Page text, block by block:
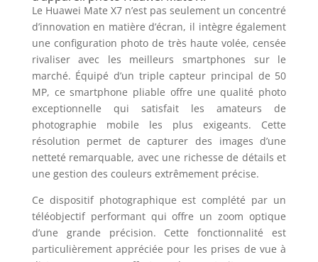
Le Huawei Mate X7 n’est pas seulement un concentré
d’innovation en matière d’écran, il intègre également
une configuration photo de très haute volée, censée
rivaliser avec les meilleurs smartphones sur le
marché. Équipé d’un triple capteur principal de 50
MP, ce smartphone pliable offre une qualité photo
exceptionnelle qui satisfait les amateurs de
photographie mobile les plus exigeants. Cette
résolution permet de capturer des images d’une
netteté remarquable, avec une richesse de détails et
une gestion des couleurs extrêmement précise.
Ce dispositif photographique est complété par un
téléobjectif performant qui offre un zoom optique
d’une grande précision. Cette fonctionnalité est
particulièrement appréciée pour les prises de vue à